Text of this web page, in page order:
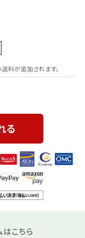
料が追加されます。
る
こちら